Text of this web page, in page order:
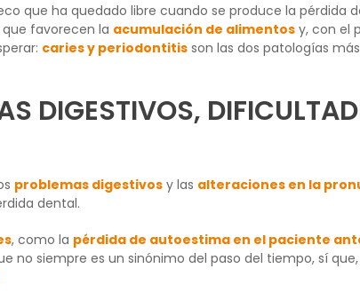
que ha quedado libre cuando se produce la pérdida
favorecen la acumulación de alimentos y, con el
caries y periodontitis son las dos patologías
DIGESTIVOS,
problemas digestivos y las alteraciones en la
dental.
, como la pérdida de autoestima en el paciente
no siempre es un sinónimo del paso del tiempo, sí